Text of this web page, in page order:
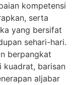
kompetensi
serta
yang bersifat
sehari-hari.
berpangkat
kuadrat, barisan
aljabar